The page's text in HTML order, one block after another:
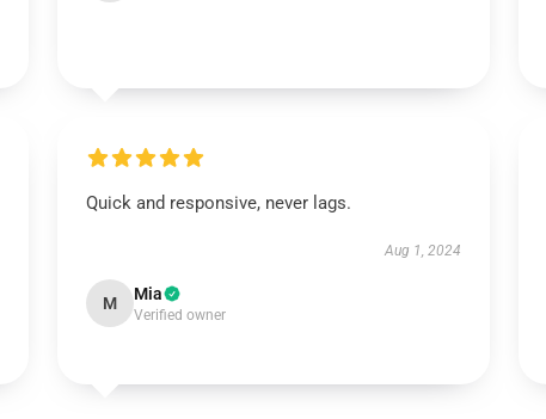
Quick and responsive, never lags.
Aug 1, 2024
M Mia
Verified owner